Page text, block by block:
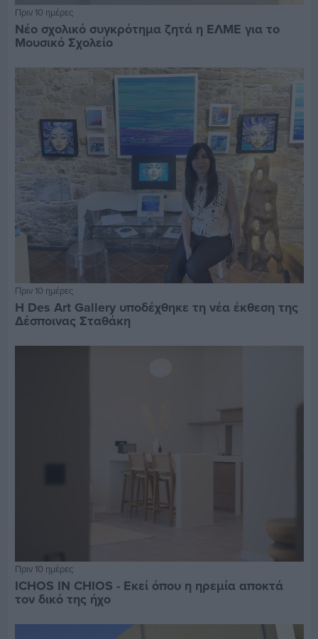
Πριν 10 ημέρες
Νέο σχολικό συγκρότημα ζητά η ΕΛΜΕ για το
Μουσικό Σχολείο
Πριν 10 ημέρες
Η Des Art Gallery υποδέχθηκε τη νέα έκθεση της
Δέσποινας Σταθάκη
Πριν 10 ημέρες
ICHOS IN CHIOS - Εκεί όπου η ηρεμία αποκτά
τον δικό της ήχο